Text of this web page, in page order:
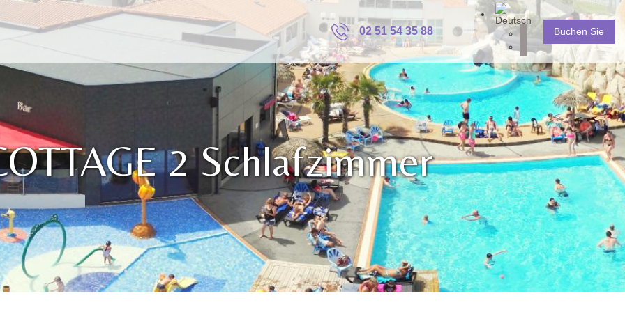
02 51 54 35 88 Buchen Sie
2 Schlafzimmer